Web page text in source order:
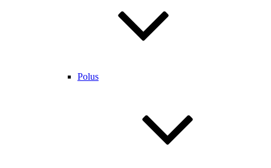
Polus